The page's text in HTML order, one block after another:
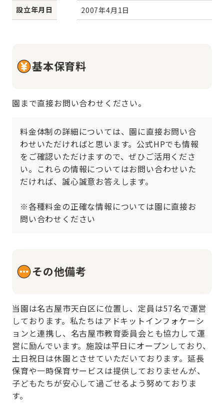
設立年月日
2007年4月1日
基本保育料
園まで直接お問い合わせください。
料金体制の詳細については、園に直接お問い合
わせいただければと思います。公式HPでも情報
をご確認いただけますので、ぜひご活用くださ
い。これらの情報についてはお問い合わせいた
だければ、誠心誠意お答えします。
※各種料金の正確な情報については園に直接お
問い合わせください
その他備考
当園は名古屋市天白区に位置し、定員は57名で運営
しております。私たちはアドキットインフォケーシ
ョンと連携し、名古屋市教育委員会とも協力して運
営に励んでいます。施設は平日にオープンしており、
土日祝日は休園とさせていただいております。延長
保育や一時保育サービスは提供しておりませんが、
子どもたちが安心して過ごせるよう努めておりま
す。